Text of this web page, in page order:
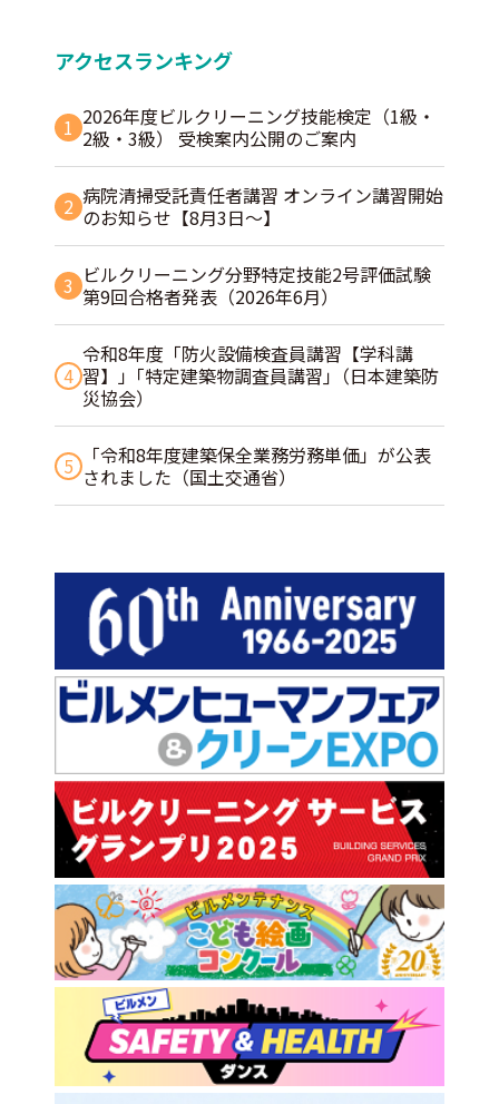
アクセスランキング
1 2026年度ビルクリーニング技能検定（1級・
2級・3級） 受検案内公開のご案内
2 病院清掃受託責任者講習 オンライン講習開始
のお知らせ【8月3日～】
3 ビルクリーニング分野特定技能2号評価試験
第9回合格者発表（2026年6月）
4
令和8年度「防火設備検査員講習【学科講
習】」｢特定建築物調査員講習｣（日本建築防
災協会）
5
「令和8年度建築保全業務労務単価」が公表
されました（国土交通省）